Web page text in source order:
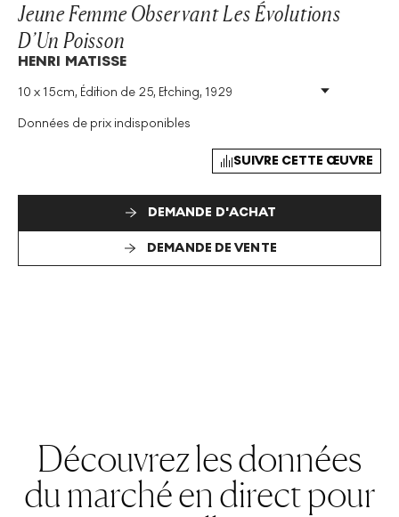
Jeune Femme Observant Les Évolutions
D’Un Poisson
HENRI MATISSE
10 x 15cm, Édition de 25, Etching, 1929
Technique : Etching
Taille De L'édition: 25
Données de prix indisponibles
SUIVRE CETTE ŒUVRE
DEMANDE D'ACHAT
DEMANDE DE VENTE
Découvrez les données
du marché en direct pour